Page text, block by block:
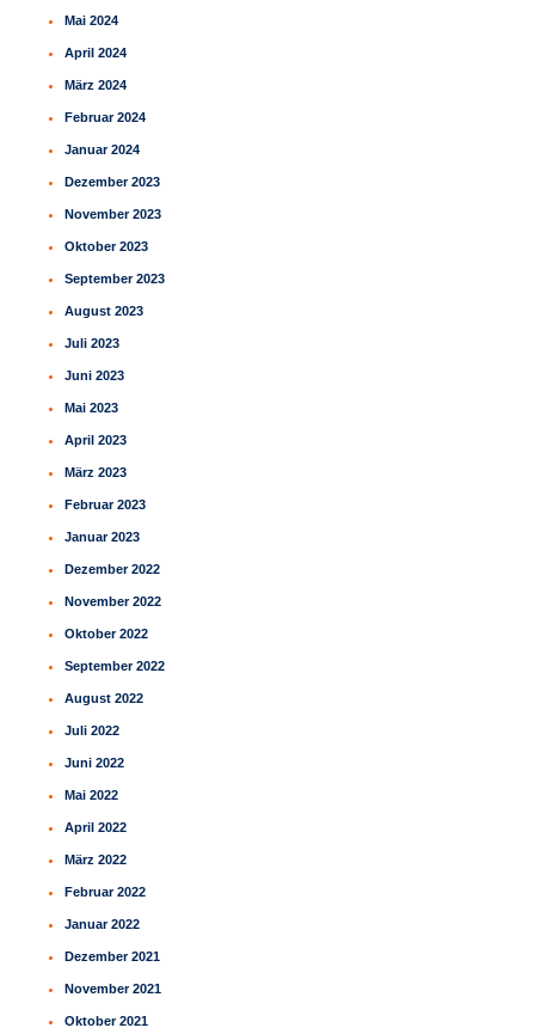
Mai 2024
April 2024
März 2024
Februar 2024
Januar 2024
Dezember 2023
November 2023
Oktober 2023
September 2023
August 2023
Juli 2023
Juni 2023
Mai 2023
April 2023
März 2023
Februar 2023
Januar 2023
Dezember 2022
November 2022
Oktober 2022
September 2022
August 2022
Juli 2022
Juni 2022
Mai 2022
April 2022
März 2022
Februar 2022
Januar 2022
Dezember 2021
November 2021
Oktober 2021